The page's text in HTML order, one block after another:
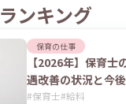
ンキング
保育の仕事
【2026年】保育士
遇改善の状況と今
#保育士#給料